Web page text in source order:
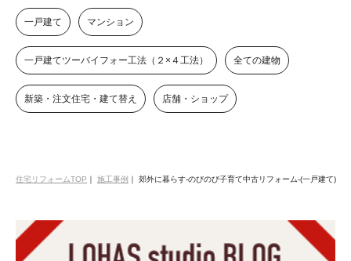
一戸建て マンション
一戸建てツーバイフォー工法（２×４工法） 全ての建物
新築・注文住宅・建て替え 店舗・ショップ
住宅リフォームTOP ｜ 施工事例 ｜ 郊外に暮らす-のびのび子育て中古リフォーム-(一戸建て)